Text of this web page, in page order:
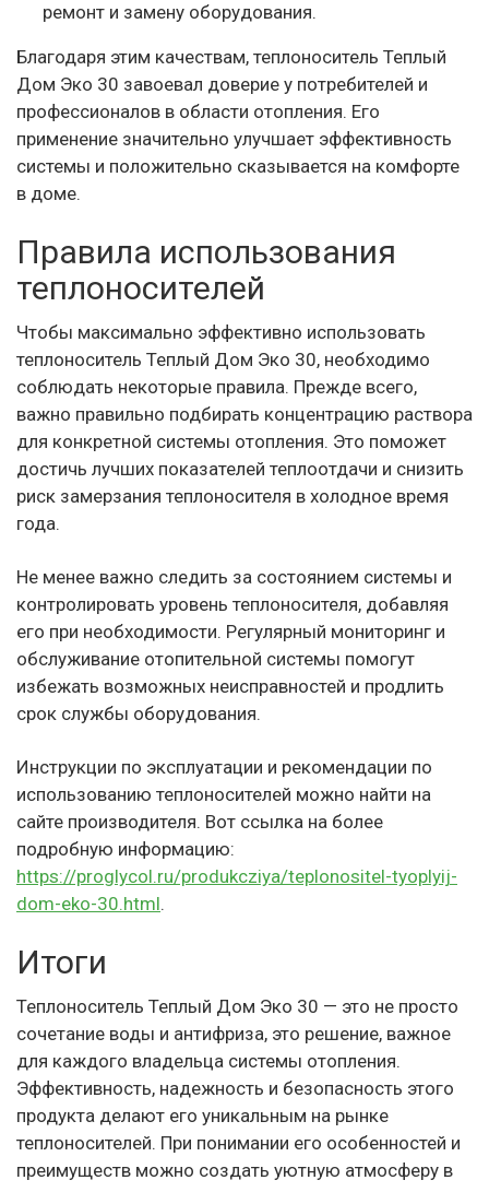
ремонт и замену оборудования.
Благодаря этим качествам, теплоноситель Теплый
Дом Эко 30 завоевал доверие у потребителей и
профессионалов в области отопления. Его
применение значительно улучшает эффективность
системы и положительно сказывается на комфорте
в доме.
Правила использования
теплоносителей
Чтобы максимально эффективно использовать
теплоноситель Теплый Дом Эко 30, необходимо
соблюдать некоторые правила. Прежде всего,
важно правильно подбирать концентрацию раствора
для конкретной системы отопления. Это поможет
достичь лучших показателей теплоотдачи и снизить
риск замерзания теплоносителя в холодное время
года.
Не менее важно следить за состоянием системы и
контролировать уровень теплоносителя, добавляя
его при необходимости. Регулярный мониторинг и
обслуживание отопительной системы помогут
избежать возможных неисправностей и продлить
срок службы оборудования.
Инструкции по эксплуатации и рекомендации по
использованию теплоносителей можно найти на
сайте производителя. Вот ссылка на более
подробную информацию:
https://proglycol.ru/produkcziya/teplonositel-tyoplyij-
dom-eko-30.html.
Итоги
Теплоноситель Теплый Дом Эко 30 — это не просто
сочетание воды и антифриза, это решение, важное
для каждого владельца системы отопления.
Эффективность, надежность и безопасность этого
продукта делают его уникальным на рынке
теплоносителей. При понимании его особенностей и
преимуществ можно создать уютную атмосферу в